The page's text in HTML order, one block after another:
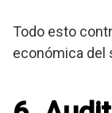
Todo esto
económica del